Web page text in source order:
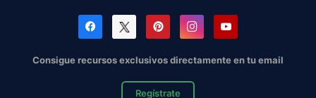
Consigue recursos exclusivos directamente en tu email
Regístrate